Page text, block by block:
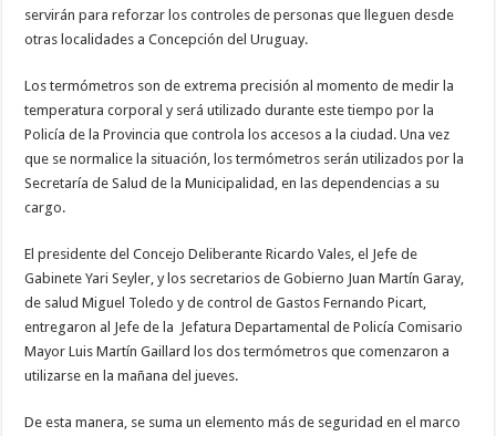
servirán para reforzar los controles de personas que lleguen desde
otras localidades a Concepción del Uruguay.
Los termómetros son de extrema precisión al momento de medir la
temperatura corporal y será utilizado durante este tiempo por la
Policía de la Provincia que controla los accesos a la ciudad. Una vez
que se normalice la situación, los termómetros serán utilizados por la
Secretaría de Salud de la Municipalidad, en las dependencias a su
cargo.
El presidente del Concejo Deliberante Ricardo Vales, el Jefe de
Gabinete Yari Seyler, y los secretarios de Gobierno Juan Martín Garay,
de salud Miguel Toledo y de control de Gastos Fernando Picart,
entregaron al Jefe de la Jefatura Departamental de Policía Comisario
Mayor Luis Martín Gaillard los dos termómetros que comenzaron a
utilizarse en la mañana del jueves.
De esta manera, se suma un elemento más de seguridad en el marco